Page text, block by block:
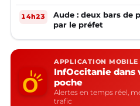
14h23
Aude : deux bars de
par le préfet
APPLICATION MOBILE
InfOccitanie dans
poche
Alertes en temps réel,
trafic